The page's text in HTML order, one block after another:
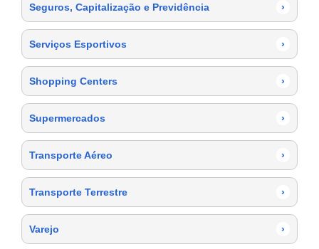
Seguros, Capitalização e Previdência ›
Serviços Esportivos ›
Shopping Centers ›
Supermercados ›
Transporte Aéreo ›
Transporte Terrestre ›
Varejo ›